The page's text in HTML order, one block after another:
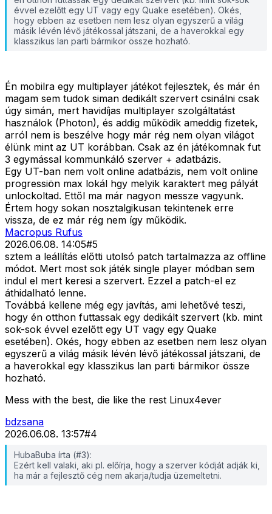
évvel ezelőtt egy UT vagy egy Quake esetében). Okés,
hogy ebben az esetben nem lesz olyan egyszerű a világ
másik lévén lévő játékossal játszani, de a haverokkal egy
klasszikus lan parti bármikor össze hozható.
Én mobilra egy multiplayer játékot fejlesztek, és már én
magam sem tudok siman dedikált szervert csinálni csak
úgy simán, mert havidíjas multiplayer szolgáltatást
használok (Photon), és addig működik ameddig fizetek,
arról nem is beszélve hogy már rég nem olyan világot
élünk mint az UT korábban. Csak az én játékomnak fut
3 egymással kommunkáló szerver + adatbázis.
Egy UT-ban nem volt online adatbázis, nem volt online
progressiön max lokál hgy melyik karaktert meg pályát
unlockoltad. Ettől ma már nagyon messze vagyunk.
Értem hogy sokan nosztalgikusan tekintenek erre
vissza, de ez már rég nem így működik.
Macropus Rufus
2026.06.08. 14:05#5
sztem a leállítás előtti utolsó patch tartalmazza az offline
módot. Mert most sok játék single player módban sem
indul el mert keresi a szervert. Ezzel a patch-el ez
áthidalható lenne.
Továbbá kellene még egy javítás, ami lehetővé teszi,
hogy én otthon futtassak egy dedikált szervert (kb. mint
sok-sok évvel ezelőtt egy UT vagy egy Quake
esetében). Okés, hogy ebben az esetben nem lesz olyan
egyszerű a világ másik lévén lévő játékossal játszani, de
a haverokkal egy klasszikus lan parti bármikor össze
hozható.
Mess with the best, die like the rest Linux4ever
bdzsana
2026.06.08. 13:57#4
HubaBuba írta (#3):
Ezért kell valaki, aki pl. előírja, hogy a szerver kódját adják ki,
ha már a fejlesztő cég nem akarja/tudja üzemeltetni.